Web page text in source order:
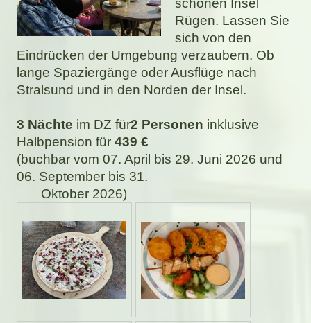
schönen Insel
Rügen. Lassen Sie
sich von den
Eindrücken der Umgebung verzaubern. Ob
lange Spaziergänge oder Ausflüge nach
Stralsund und in den Norden der Insel.
3 Nächte im DZ für2 Personen inklusive
Halbpension für 439 €
(buchbar vom 07. April bis 29. Juni 2026 und
06. September bis 31.
Oktober 2026)